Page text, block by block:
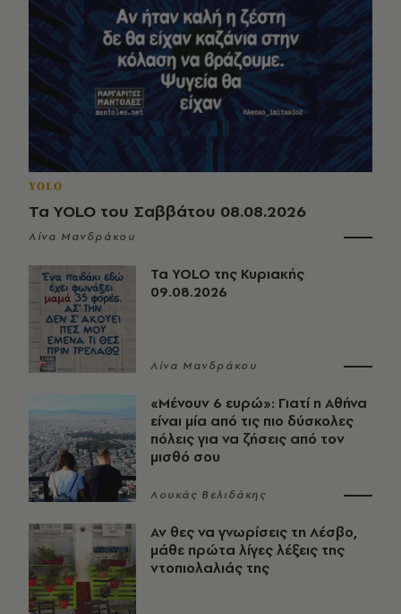
YOLO
Τα YOLO του Σαββάτου 08.08.2026
Λίνα Μανδράκου
Τα YOLO της Κυριακής
09.08.2026
Λίνα Μανδράκου
«Μένουν 6 ευρώ»: Γιατί η Αθήνα
είναι μία από τις πιο δύσκολες
πόλεις για να ζήσεις από τον
μισθό σου
Λουκάς Βελιδάκης
Αν θες να γνωρίσεις τη Λέσβο,
μάθε πρώτα λίγες λέξεις της
ντοπιολαλιάς της